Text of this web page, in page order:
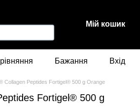
Мій кошик
Бажання Вхід
Collagen Peptides Fortigel® 500 g Orange
Fortigel® 500 g